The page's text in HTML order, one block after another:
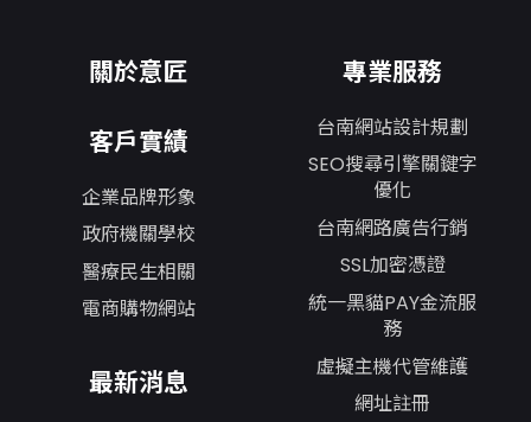
關於意匠
客戶實績
企業品牌形象
政府機關學校
醫療民生相關
電商購物網站
最新消息
專業服務
台南網站設計規劃
SEO搜尋引擎關鍵字
優化
台南網路廣告行銷
SSL加密憑證
統一黑貓PAY金流服
務
虛擬主機代管維護
網址註冊